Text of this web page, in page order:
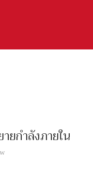
ยกำลังภายใน